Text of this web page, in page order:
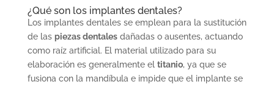
¿Qué son los implantes dentales?
Los implantes dentales se emplean para la sustitución
de las piezas dentalesdañadas o ausentes, actuando
como raíz artificial. El material utilizado para su
elaboración es generalmente el titanio, ya que se
fusiona con la mandíbula e impide que el implante se